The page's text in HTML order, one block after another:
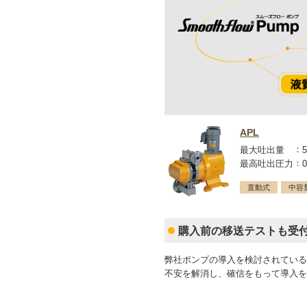
APL
最大吐出量
最高吐出圧力
直動式 中容
購入前の移送テストも受
弊社ポンプの導入を検討されてい
不安を解消し、確信をもって導入